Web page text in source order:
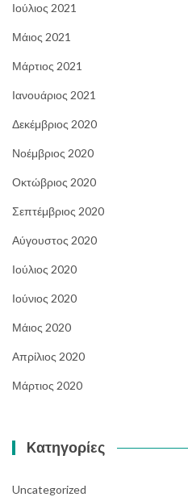
Ιούλιος 2021
Μάιος 2021
Μάρτιος 2021
Ιανουάριος 2021
Δεκέμβριος 2020
Νοέμβριος 2020
Οκτώβριος 2020
Σεπτέμβριος 2020
Αύγουστος 2020
Ιούλιος 2020
Ιούνιος 2020
Μάιος 2020
Απρίλιος 2020
Μάρτιος 2020
Kατηγορίες
Uncategorized